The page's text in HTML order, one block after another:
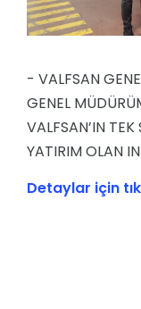
- VALFSAN
GENEL
VALFSAN’IN
YATIRIM OLAN
Detaylar için